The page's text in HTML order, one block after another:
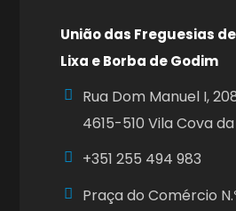
União das Freguesias
Lixa e Borba de Godim
Rua Dom Manuel I,
4615-510 Vila Cova da
+351255 494 983
Praça do Comércio